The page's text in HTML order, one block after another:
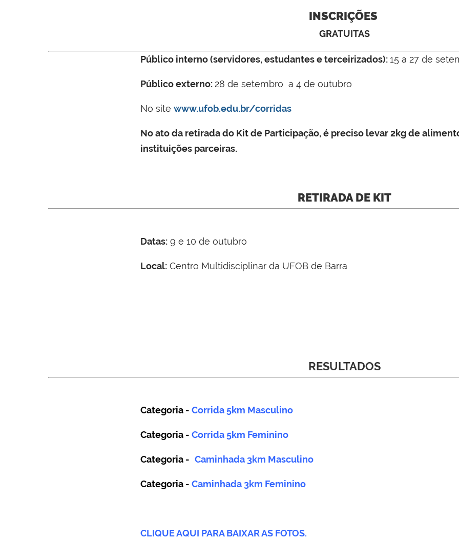
INSCRIÇÕES
GRATUITAS
Público interno (servidores, estudantes e terceirizados):15 a 27 de
Público externo:28 de setembro a 4 de outubro
No site www.ufob.edu.br/corridas
No ato da retirada do Kit de Participação, é preciso levar 2kg de
instituições parceiras.
RETIRADA DE KIT
Datas: 9 e 10 de outubro
Local: Centro Multidisciplinar da UFOB de Barra
RESULTADOS
Categoria - Corrida 5km Masculino
Categoria - Corrida 5km Feminino
Categoria - Caminhada 3km Masculino
Categoria - Caminhada 3km Feminino
CLIQUE AQUI PARA BAIXAR AS FOTOS.